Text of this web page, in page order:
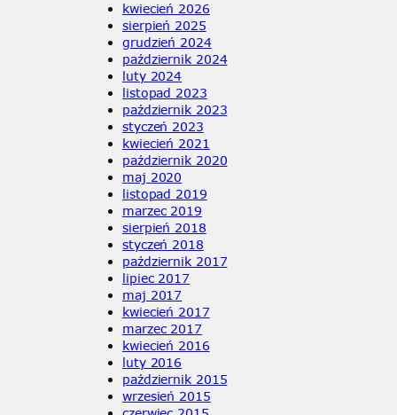
kwiecień 2026
sierpień 2025
grudzień 2024
październik 2024
luty 2024
listopad 2023
październik 2023
styczeń 2023
kwiecień 2021
październik 2020
maj 2020
listopad 2019
marzec 2019
sierpień 2018
styczeń 2018
październik 2017
lipiec 2017
maj 2017
kwiecień 2017
marzec 2017
kwiecień 2016
luty 2016
październik 2015
wrzesień 2015